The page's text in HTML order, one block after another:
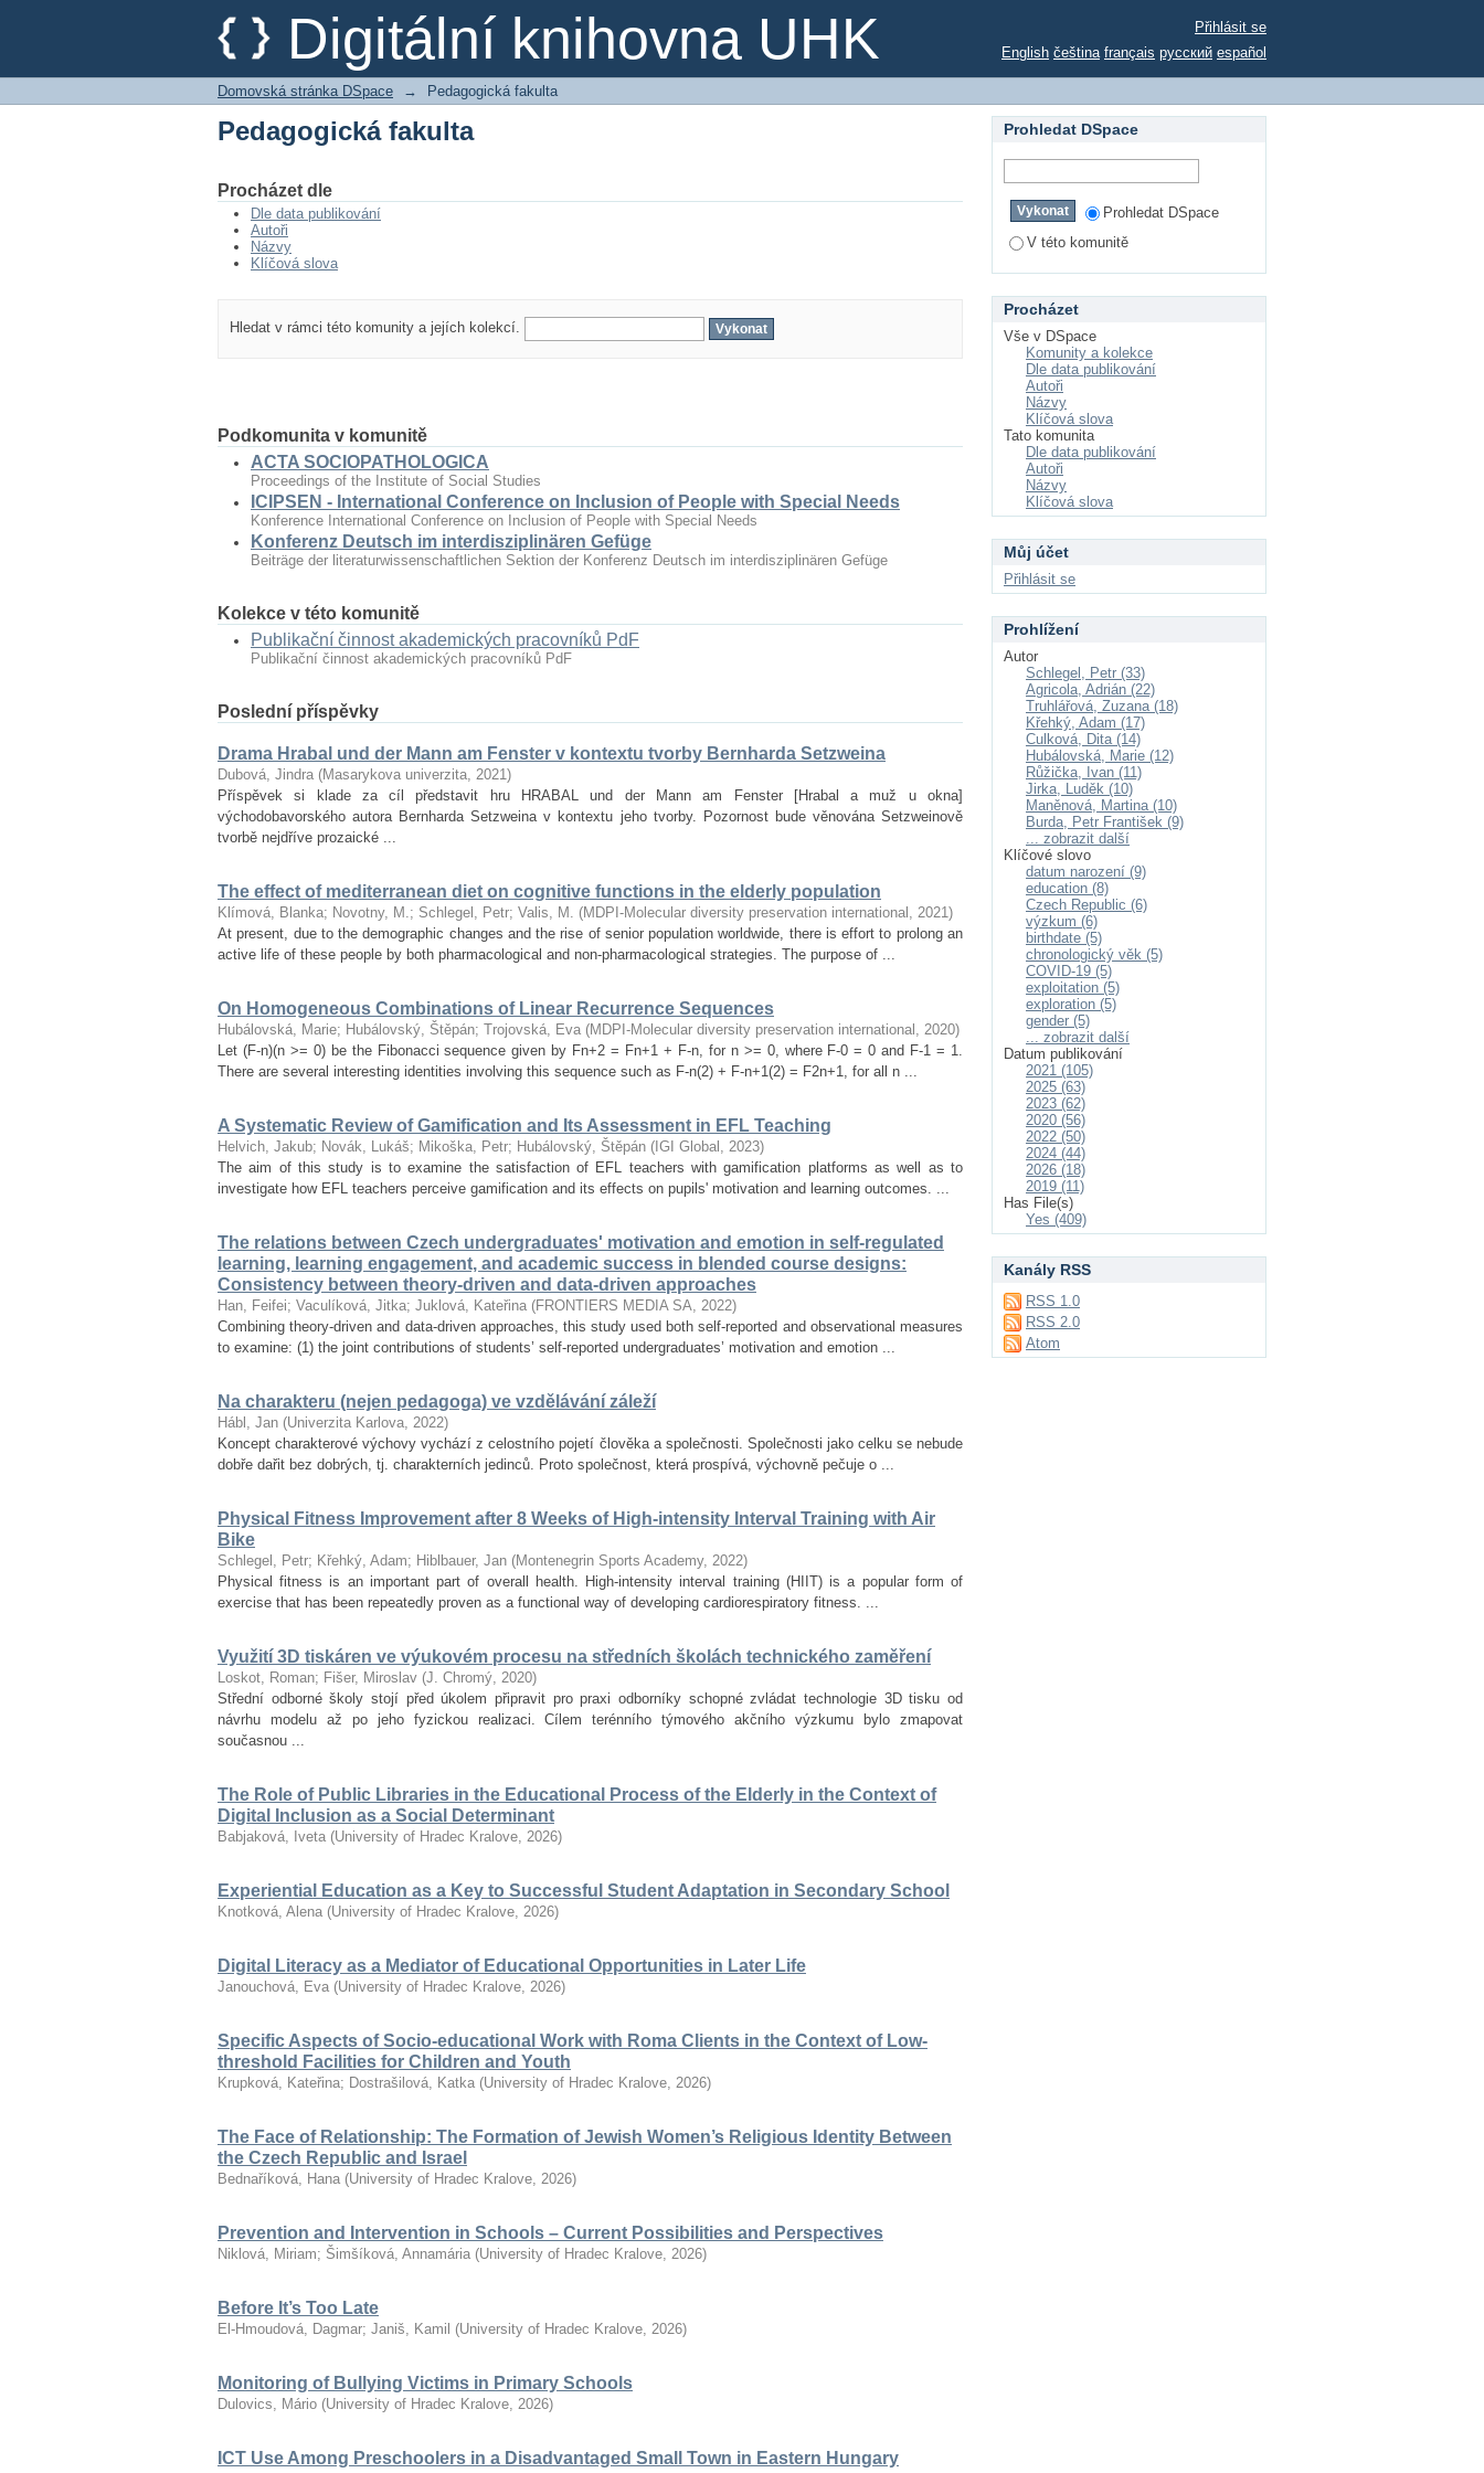
Digitální knihovna UHK
Pedagogická fakulta
Přihlásit se
English čeština français русский español
Domovská stránka DSpace → Pedagogická fakulta
Pedagogická fakulta
Procházet dle
Dle data publikování
Autoři
Názvy
Klíčová slova
Hledat v rámci této komunity a jejích kolekcí.
Podkomunita v komunitě
ACTA SOCIOPATHOLOGICA
Proceedings of the Institute of Social Studies
ICIPSEN - International Conference on Inclusion of People with Special Needs
Konference International Conference on Inclusion of People with Special Needs
Konferenz Deutsch im interdisziplinären Gefüge
Beiträge der literaturwissenschaftlichen Sektion der Konferenz Deutsch im interdisziplinären Gefüge
Kolekce v této komunitě
Publikační činnost akademických pracovníků PdF
Publikační činnost akademických pracovníků PdF
Poslední příspěvky
Drama Hrabal und der Mann am Fenster v kontextu tvorby Bernharda Setzweina
Dubová, Jindra (Masarykova univerzita, 2021)
Příspěvek si klade za cíl představit hru HRABAL und der Mann am Fenster [Hrabal a muž u okna]
východobavorského autora Bernharda Setzweina v kontextu jeho tvorby. Pozornost bude věnována Setzweinově
tvorbě nejdříve prozaické ...
The effect of mediterranean diet on cognitive functions in the elderly population
Klímová, Blanka; Novotny, M.; Schlegel, Petr; Valis, M. (MDPI-Molecular diversity preservation international , 2021)
At present, due to the demographic changes and the rise of senior population worldwide, there is effort to prolong an
active life of these people by both pharmacological and non‐pharmacological strategies. The purpose of ...
On Homogeneous Combinations of Linear Recurrence Sequences
Hubálovská, Marie; Hubálovský, Štěpán; Trojovská, Eva (MDPI-Molecular diversity preservation international , 2020)
Let (F-n)(n >= 0) be the Fibonacci sequence given by Fn+2 = Fn+1 + F-n, for n >= 0, where F-0 = 0 and F-1 = 1.
There are several interesting identities involving this sequence such as F-n(2) + F-n+1(2) = F2n+1, for all n ...
A Systematic Review of Gamification and Its Assessment in EFL Teaching
Helvich, Jakub; Novák, Lukáš; Mikoška, Petr; Hubálovský, Štěpán ( IGI Global , 2023)
The aim of this study is to examine the satisfaction of EFL teachers with gamification platforms as well as to
investigate how EFL teachers perceive gamification and its effects on pupils' motivation and learning outcomes. ...
The relations between Czech undergraduates' motivation and emotion in self-regulated
learning, learning engagement, and academic success in blended course designs:
Consistency between theory-driven and data-driven approaches
Han, Feifei; Vaculíková, Jitka; Juklová, Kateřina (FRONTIERS MEDIA SA, 2022)
Combining theory-driven and data-driven approaches, this study used both self-reported and observational measures
to examine: (1) the joint contributions of students’ self-reported undergraduates’ motivation and emotion ...
Na charakteru (nejen pedagoga) ve vzdělávání záleží
Hábl, Jan (Univerzita Karlova, 2022)
Koncept charakterové výchovy vychází z celostního pojetí člověka a společnosti. Společnosti jako celku se nebude
dobře dařit bez dobrých, tj. charakterních jedinců. Proto společnost, která prospívá, výchovně pečuje o ...
Physical Fitness Improvement after 8 Weeks of High-intensity Interval Training with Air
Bike
Schlegel, Petr; Křehký, Adam; Hiblbauer, Jan (Montenegrin Sports Academy, 2022)
Physical fitness is an important part of overall health. High-intensity interval training (HIIT) is a popular form of
exercise that has been repeatedly proven as a functional way of developing cardiorespiratory fitness. ...
Využití 3D tiskáren ve výukovém procesu na středních školách technického zaměření
Loskot, Roman; Fišer, Miroslav (J. Chromý, 2020)
Střední odborné školy stojí před úkolem připravit pro praxi odborníky schopné zvládat technologie 3D tisku od
návrhu modelu až po jeho fyzickou realizaci. Cílem terénního týmového akčního výzkumu bylo zmapovat
současnou ...
The Role of Public Libraries in the Educational Process of the Elderly in the Context of
Digital Inclusion as a Social Determinant
Babjaková, Iveta (University of Hradec Kralove, 2026)
Experiential Education as a Key to Successful Student Adaptation in Secondary School
Knotková, Alena (University of Hradec Kralove, 2026)
Digital Literacy as a Mediator of Educational Opportunities in Later Life
Janouchová, Eva (University of Hradec Kralove, 2026)
Specific Aspects of Socio-educational Work with Roma Clients in the Context of Low-
threshold Facilities for Children and Youth
Krupková, Kateřina; Dostrašilová, Katka (University of Hradec Kralove, 2026)
The Face of Relationship: The Formation of Jewish Women’s Religious Identity Between
the Czech Republic and Israel
Bednaříková, Hana (University of Hradec Kralove, 2026)
Prevention and Intervention in Schools – Current Possibilities and Perspectives
Niklová, Miriam; Šimšíková, Annamária (University of Hradec Kralove, 2026)
Before It’s Too Late
El-Hmoudová, Dagmar; Janiš, Kamil (University of Hradec Kralove, 2026)
Monitoring of Bullying Victims in Primary Schools
Dulovics, Mário (University of Hradec Kralove, 2026)
ICT Use Among Preschoolers in a Disadvantaged Small Town in Eastern Hungary
Prohledat DSpace
Prohledat DSpace
V této komunitě
Procházet
Vše v DSpace
Komunity a kolekce
Dle data publikování
Autoři
Názvy
Klíčová slova
Tato komunita
Dle data publikování
Autoři
Názvy
Klíčová slova
Můj účet
Přihlásit se
Prohlížení
Autor
Schlegel, Petr (33)
Agricola, Adrián (22)
Truhlářová, Zuzana (18)
Křehký, Adam (17)
Culková, Dita (14)
Hubálovská, Marie (12)
Růžička, Ivan (11)
Jirka, Luděk (10)
Maněnová, Martina (10)
Burda, Petr František (9)
... zobrazit další
Klíčové slovo
datum narození (9)
education (8)
Czech Republic (6)
výzkum (6)
birthdate (5)
chronologický věk (5)
COVID-19 (5)
exploitation (5)
exploration (5)
gender (5)
... zobrazit další
Datum publikování
2021 (105)
2025 (63)
2023 (62)
2020 (56)
2022 (50)
2024 (44)
2026 (18)
2019 (11)
Has File(s)
Yes (409)
Kanály RSS
RSS 1.0
RSS 2.0
Atom